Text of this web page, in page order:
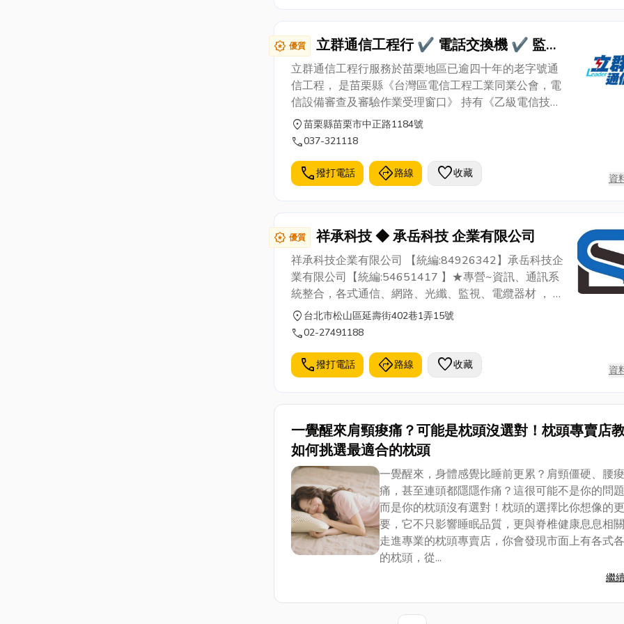
award_star 優質
立群通信工程行 ✔ 電話交換機 ✔ 監控
設備 ✔ 電信配線
立群通信工程行服務於苗栗地區已逾四十年的老字號通
信工程， 是苗栗縣《台灣區電信工程工業同業公會，電
信設備審查及審驗作業受理窗口》 持有《乙級電信技術
士證照》、《NCC電信工程業乙級執照》。 為苗栗當地
俞氏牌門口電視對講機特約經銷商。 專業經營： ✔ 全
話機、傳真機、電話錄音系統 ✔ 大樓電信配線，數位
錄影系統，遠端監控設備 ★★ 立群通信提供專業的服務
location_on苗栗縣苗栗市中正路1184號
call037-321118
call撥打電話 directions路線 favorite收藏 資
award_star 優質 祥承科技 ◆ 承岳科技 企業有限公司
祥承科技企業有限公司 【統編:84926342】承岳科技企
業有限公司【統編:54651417 】★專營~資訊、通訊系
統整合，各式通信、網路、光纖、監視、電纜器材 ， 網
路光纖機房整合佈線器材 ， e化智能環控器材 ，各式環
控面板器材， 弱電/週邊整合器材 ，投影視聽會議廣播
▶️https://www.siangcheng.com.tw/ ✔辦公室系統整合
規劃✔企業電腦定期維護✔企業網路資源整合✔機房
系統✔網路規劃機房設計施工✔全彩影印機出租 ▶點
選這裡 進入賣場選購◀
location_on 台北市松山區延壽街402巷1弄15號
call02-27491188
call撥打電話 directions路線 favorite收藏 資
一覺醒來肩頸痠痛？可能是枕頭沒選對！枕頭專賣店
如何挑選最適合的枕頭
一覺醒來，身體感覺比睡前更累？肩頸僵硬、腰
痛，甚至連頭都隱隱作痛？這很可能不是你的問
而是你的枕頭沒有選對！枕頭的選擇比你想像的
要，它不只影響睡眠品質，更與脊椎健康息息相
走進專業的枕頭專賣店，你會發現市面上有各式
的枕頭，從...
繼